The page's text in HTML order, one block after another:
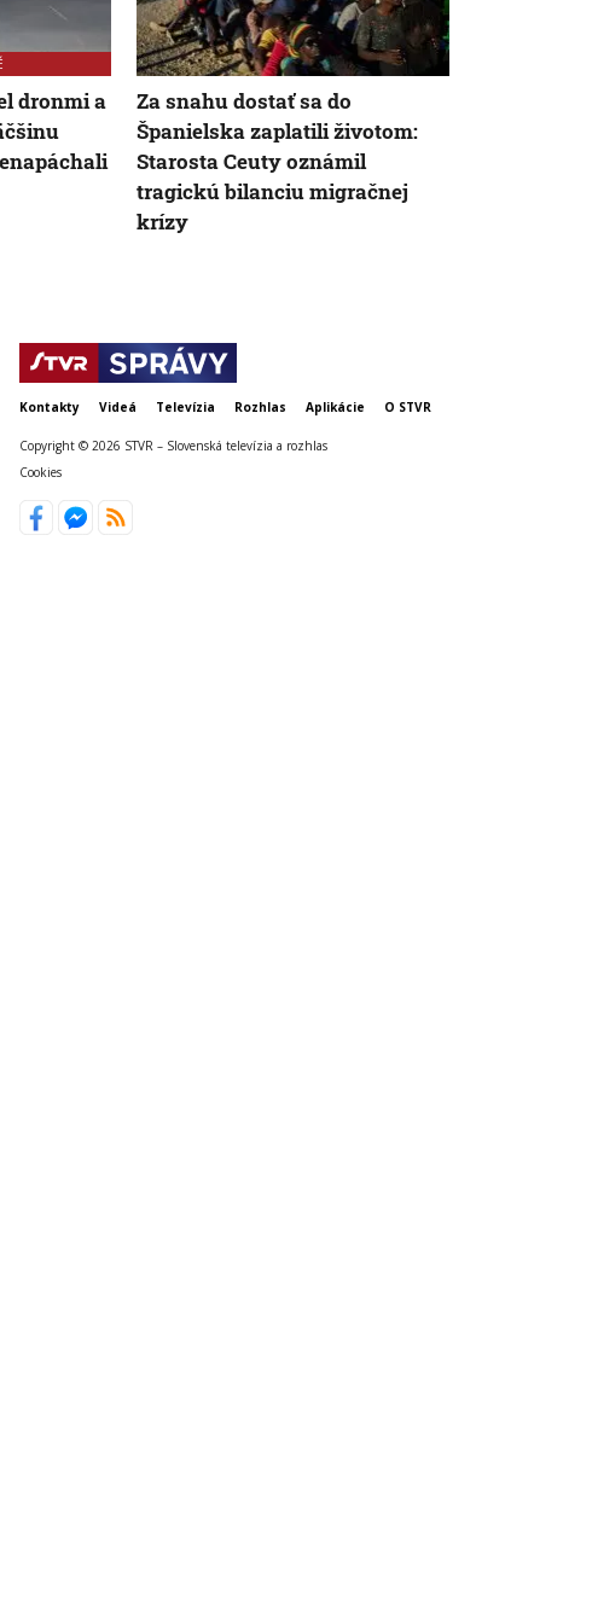
dronmi a
Za snahu dostať sa do
Španielska zaplatili životom:
Starosta Ceuty oznámil
tragickú bilanciu migračnej
krízy
Kontakty Videá Televízia Rozhlas Aplikácie O STVR
Copyright © 2026 STVR – Slovenská televízia a rozhlas
Cookies